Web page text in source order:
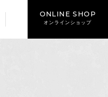
ONLINE SHOP
オンラインショップ